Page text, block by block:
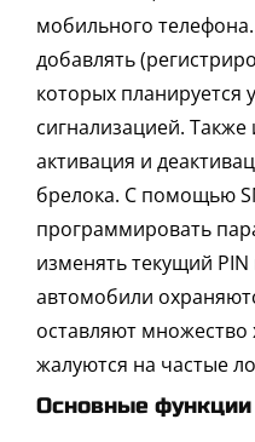
мобильного
добавлять
которых планируется
сигнализацией.
активация и
брелока. С помощью
программировать
изменять текущий
автомобили
оставляют
жалуются на частые
Основные